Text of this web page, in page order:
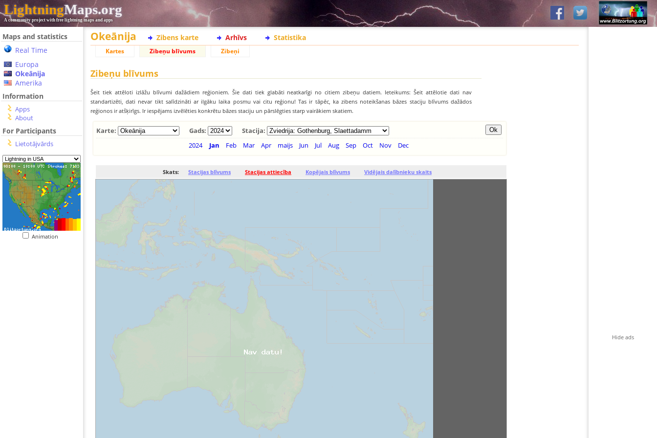
LightningMaps.org
A community project with free lightning maps and apps
Maps and statistics
Real Time
Europa
Okeānija
Amerika
Information
Apps
About
For Participants
Lietotājvārds
Animation
Okeānija Zibens karte Arhīvs Statistika
Kartes Zibeņu blīvums Zibeņi
Zibeņu blīvums
Šeit tiek attēloti izlāžu blīvumi dažādiem reģioniem. Šie dati tiek glabāti neatkarīgi no citiem zibeņu datiem. Ieteikums: Šeit attēlotie dati nav
standartizēti, dati nevar tikt salīdzināti ar ilgāku laika posmu vai citu reģionu! Tas ir tāpēc, ka zibens noteikšanas bāzes staciju blīvums dažādos
reģionos ir atšķirīgs. Ir iespējams izvēlēties konkrētu bāzes staciju un pārslēgties starp vairākiem skatiem.
Karte: Gads:
Stacija:
2024
Jan Feb Mar Apr maijs Jun Jul Aug Sep Oct Nov Dec
Skats: Stacijas blīvums Stacijas attiecība Kopējais blīvums Vidējais dalībnieku skaits
Hide ads